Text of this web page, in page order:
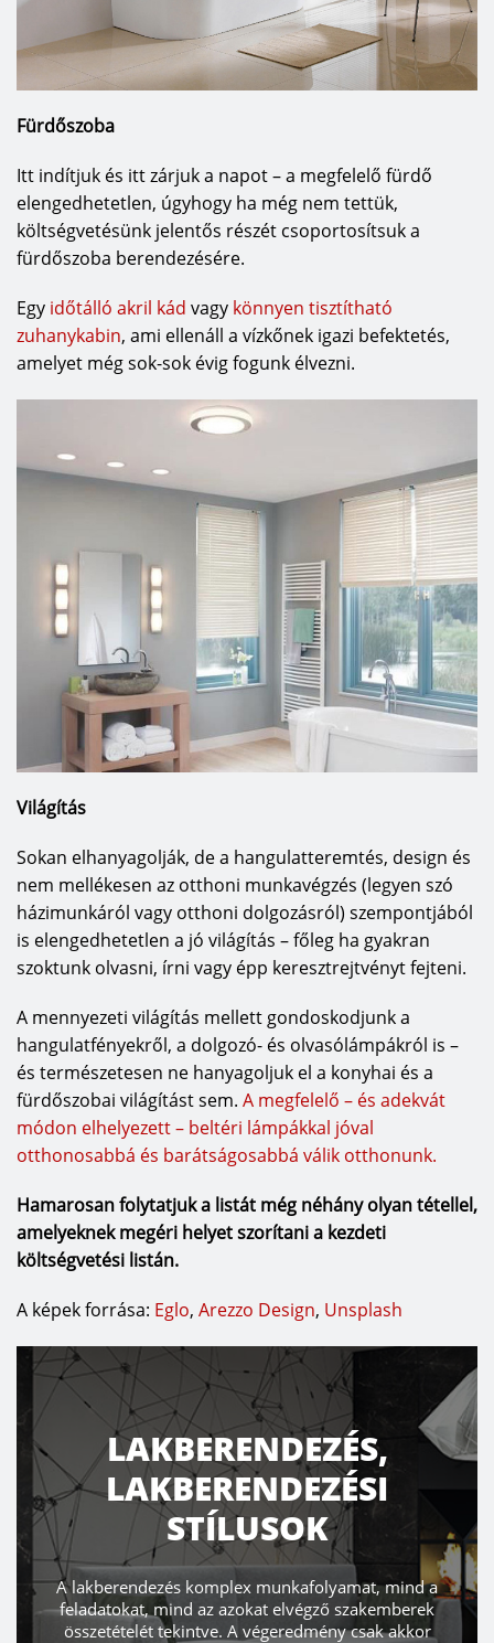
Fürdőszoba
Itt indítjuk és itt zárjuk a napot – a megfelelő fürdő
elengedhetetlen, úgyhogy ha még nem tettük,
költségvetésünk jelentős részét csoportosítsuk a
fürdőszoba berendezésére.
Egy időtálló akril kád vagy könnyen tisztítható
zuhanykabin, ami ellenáll a vízkőnek igazi befektetés,
amelyet még sok-sok évig fogunk élvezni.
Világítás
Sokan elhanyagolják, de a hangulatteremtés, design és
nem mellékesen az otthoni munkavégzés (legyen szó
házimunkáról vagy otthoni dolgozásról) szempontjából
is elengedhetetlen a jó világítás – főleg ha gyakran
szoktunk olvasni, írni vagy épp keresztrejtvényt fejteni.
A mennyezeti világítás mellett gondoskodjunk a
hangulatfényekről, a dolgozó- és olvasólámpákról is –
és természetesen ne hanyagoljuk el a konyhai és a
fürdőszobai világítást sem. A megfelelő – és adekvát
módon elhelyezett – beltéri lámpákkal jóval
otthonosabbá és barátságosabbá válik otthonunk.
Hamarosan folytatjuk a listát még néhány olyan tétellel,
amelyeknek megéri helyet szorítani a kezdeti
költségvetési listán.
A képek forrása: Eglo, Arezzo Design, Unsplash
LAKBERENDEZÉS,
LAKBERENDEZÉSI
STÍLUSOK
A lakberendezés komplex munkafolyamat, mind a
feladatokat, mind az azokat elvégző szakemberek
összetételét tekintve. A végeredmény csak akkor